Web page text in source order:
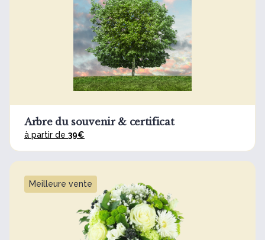
Arbre du souvenir & certificat
à partir de 39€
Meilleure vente